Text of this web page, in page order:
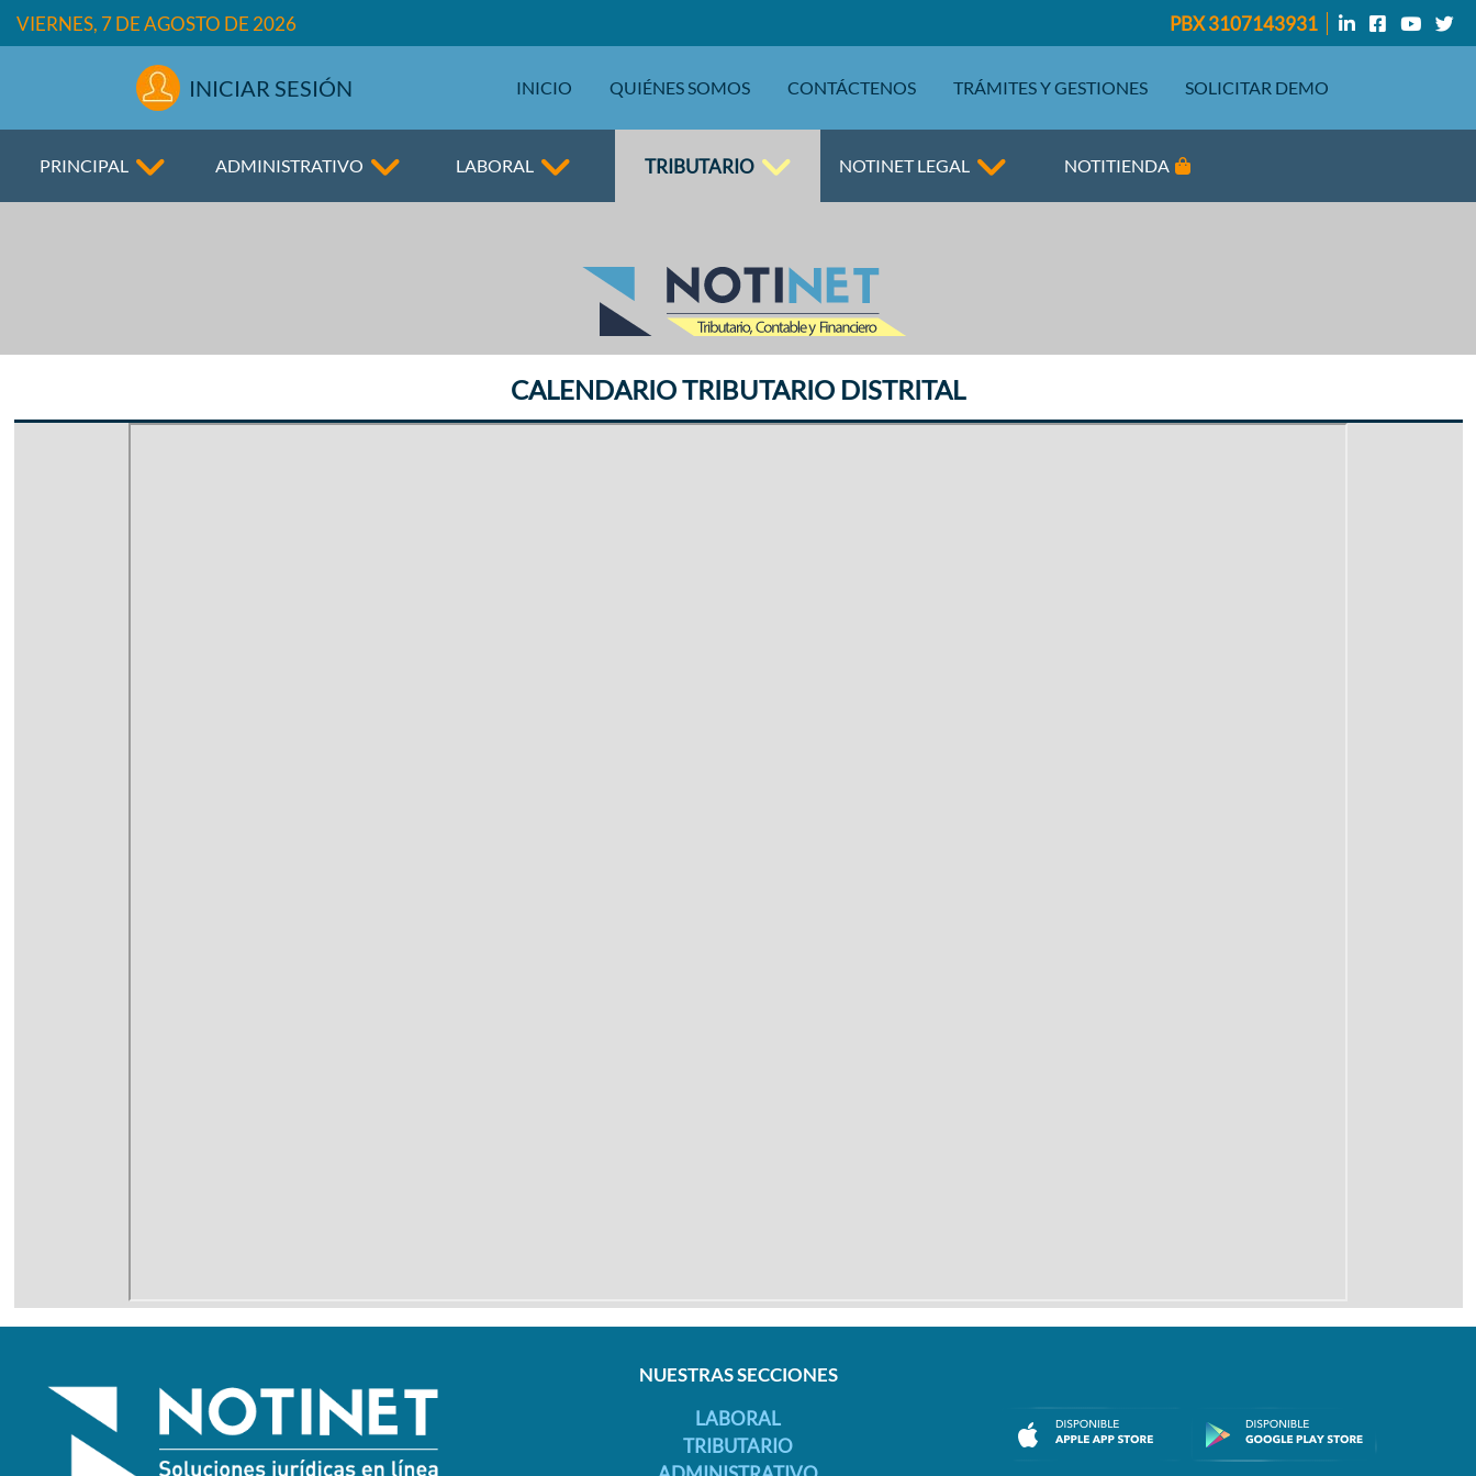
VIERNES, 7 DE AGOSTO DE 2026 PBX 3107143931
INICIAR SESIÓN INICIO QUIÉNES SOMOS CONTÁCTENOS TRÁMITES Y GESTIONES SOLICITAR DEMO
PRINCIPAL ADMINISTRATIVO LABORAL TRIBUTARIO NOTINET LEGAL NOTITIENDA
CALENDARIO TRIBUTARIO DISTRITAL
NUESTRAS SECCIONES
LABORAL
TRIBUTARIO